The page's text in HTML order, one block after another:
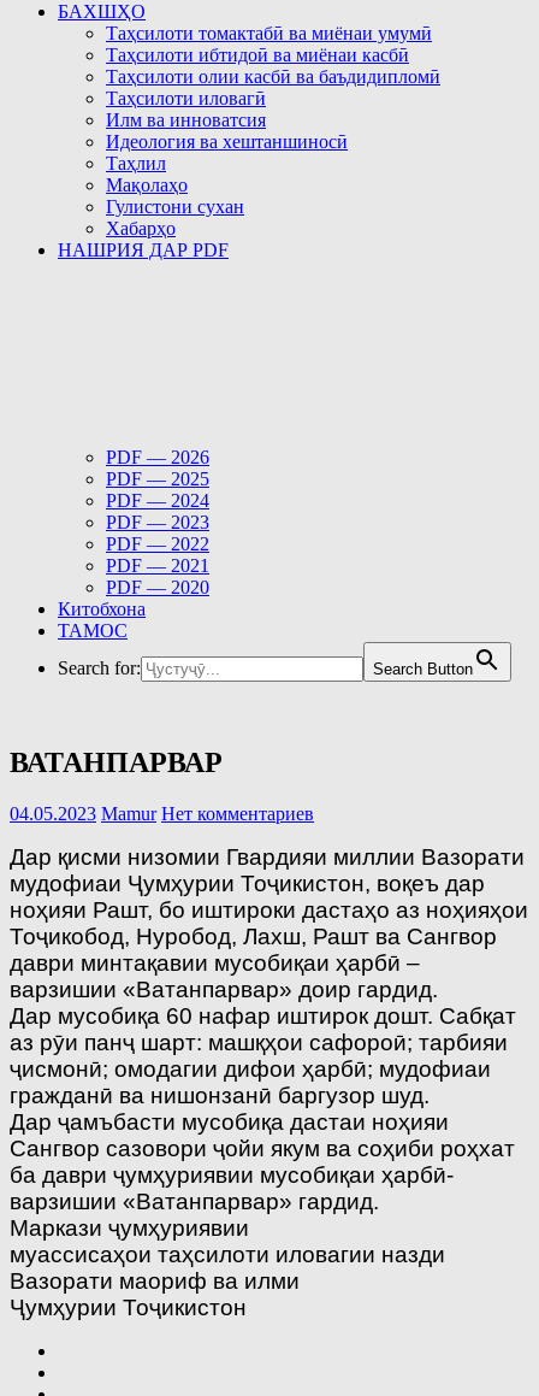
БАХШҲО
Таҳсилоти томактабӣ ва миёнаи умумӣ
Таҳсилоти ибтидоӣ ва миёнаи касбӣ
Таҳсилоти олии касбӣ ва баъдидипломӣ
Таҳсилоти иловагӣ
Илм ва инноватсия
Идеология ва хештаншиносӣ
Таҳлил
Мақолаҳо
Гулистони сухан
Хабарҳо
НАШРИЯ ДАР PDF
PDF — 2026
PDF — 2025
PDF — 2024
PDF — 2023
PDF — 2022
PDF — 2021
PDF — 2020
Китобхона
ТАМОС
Search for:
Search Button
ВАТАНПАРВАР
04.05.2023 Mamur Нет комментариев
Дар қисми низомии Гвардияи миллии Вазорати
мудофиаи Ҷумҳурии Тоҷикистон, воқеъ дар
ноҳияи Рашт, бо иштироки даcтаҳо аз ноҳияҳои
Тоҷикобод, Нуробод, Лахш, Рашт ва Сангвор
даври минтақавии мусобиқаи ҳарбӣ –
варзишии «Ватанпарвар» доир гардид.
Дар мусобиқа 60 нафар иштирок дошт. Сабқат
аз рӯи панҷ шарт: машқҳои сафороӣ; тарбияи
ҷисмонӣ; омодагии дифои ҳарбӣ; мудофиаи
гражданӣ ва нишонзанӣ баргузор шуд.
Дар ҷамъбасти мусобиқа дастаи ноҳияи
Сангвор сазовори ҷойи якум ва соҳиби роҳхат
ба даври ҷумҳуриявии мусобиқаи ҳарбӣ-
варзишии «Ватанпарвар» гардид.
Маркази ҷумҳуриявии
муассисаҳои таҳсилоти иловагии назди
Вазорати маориф ва илми
Ҷумҳурии Тоҷикистон